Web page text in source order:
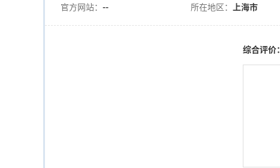
官方网站： -- 所在地区：上海市
综合评价：